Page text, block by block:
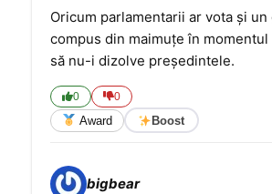
Oricum parlamentarii ar vota și un
compus din maimuțe în momentul
să nu-i dizolve președintele.
0 0
Award Boost
bigbear